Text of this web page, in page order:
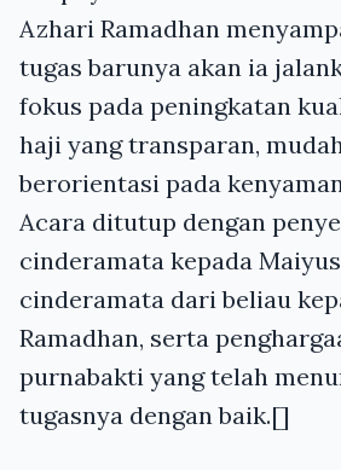
Azhari Ramadhan
tugas barunya akan ia
fokus pada peningkatan
haji yang transparan,
berorientasi pada
Acara ditutup dengan
cinderamata kepada
cinderamata dari beliau
Ramadhan, serta
purnabakti yang telah
tugasnya dengan baik.[]